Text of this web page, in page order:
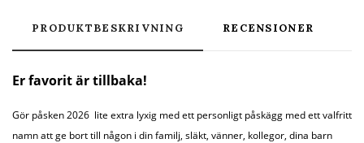
PRODUKTBESKRIVNING RECENSIONER
Er favorit är tillbaka!
Gör påsken 2026 lite extra lyxig med ett personligt påskägg med ett valfritt
namn att ge bort till någon i din familj, släkt, vänner, kollegor, dina barn